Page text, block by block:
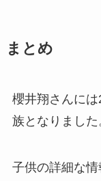
まとめ
櫻井翔さんに
族となりました
子供の詳細な